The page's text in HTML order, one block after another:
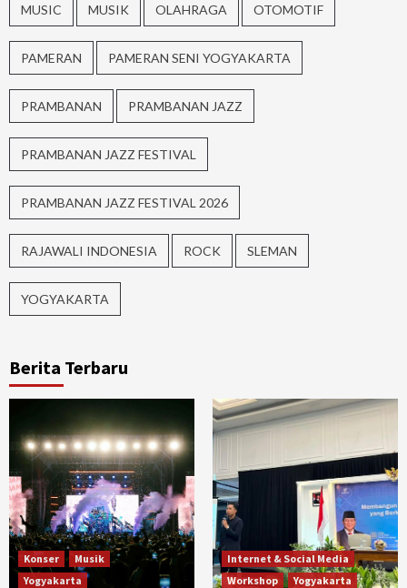
MUSIC MUSIK OLAHRAGA OTOMOTIF
PAMERAN PAMERAN SENI YOGYAKARTA
PRAMBANAN PRAMBANAN JAZZ
PRAMBANAN JAZZ FESTIVAL
PRAMBANAN JAZZ FESTIVAL 2026
RAJAWALI INDONESIA ROCK SLEMAN
YOGYAKARTA
Berita Terbaru
Konser
Musik
Yogyakarta
Internet & Social Media
Workshop
Yogyakarta